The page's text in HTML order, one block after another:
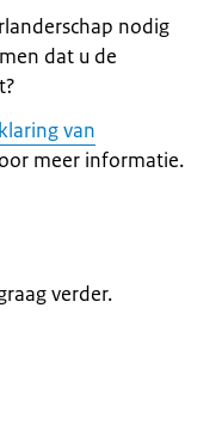
nodig
dat u de
van
meer informatie.
verder.